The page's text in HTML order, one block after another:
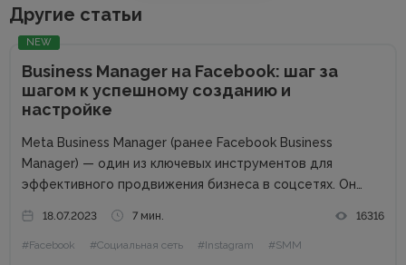
Другие статьи
NEW
Business Manager на Facebook: шаг за
шагом к успешному созданию и
настройке
Meta Business Manager (ранее Facebook Business
Manager) — один из ключевых инструментов для
эффективного продвижения бизнеса в соцсетях. Он
помогает автоматизировать процессы и
систематизировать данные разных проектов, а также
18.07.2023 7 мин. 16316
#Facebook #Социальная сеть #Instagram #SMM